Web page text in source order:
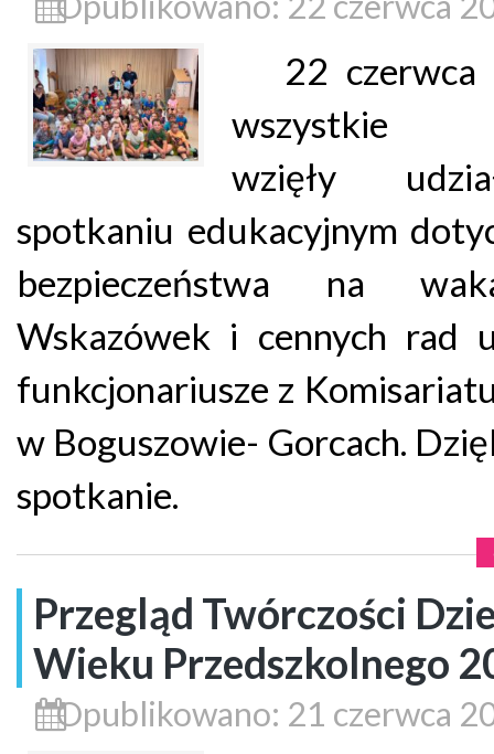
22 czerwca
wszystkie
wzięły
spotkaniu edukacyjnym
bezpieczeństwa na
Wskazówek i cennych rad
funkcjonariusze z
w Boguszowie- Gorcach.
spotkanie.
Przegląd Twórczości
Wieku Przedszkolnego
Opublikowano: 21 czerwca